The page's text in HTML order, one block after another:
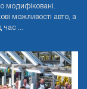
модифіковані.
можливості авто, а
...